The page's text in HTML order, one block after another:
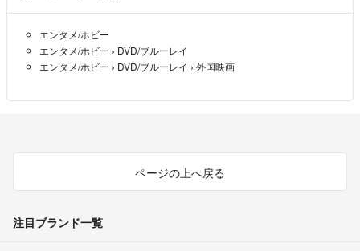
エンタメ/ホビー
エンタメ/ホビー › DVD/ブルーレイ
エンタメ/ホビー › DVD/ブルーレイ › 外国映画
ページの上へ戻る
注目ブランド一覧